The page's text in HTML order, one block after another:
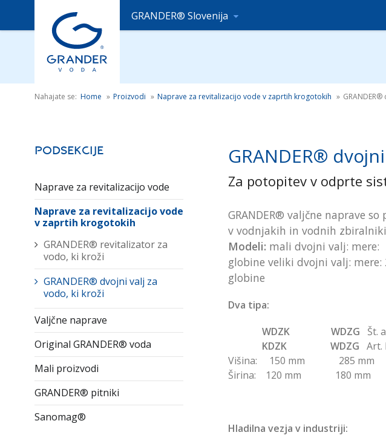
GRANDER® Slovenija
Nahajate se: Home » Proizvodi » Naprave za revitalizacijo vode v zaprtih krogotokih »
Podsekcije
Naprave za revitalizacijo vode
Naprave za revitalizacijo vode
v zaprtih krogotokih
GRANDER® revitalizator za
vodo, ki kroži
GRANDER® dvojni valj za
vodo, ki kroži
Valjčne naprave
Original GRANDER® voda
Mali proizvodi
GRANDER® pitniki
Sanomag®
GRANDER®
Za potopitev v odprte
GRANDER® valjčne naprave
v vodnjakih in vodnih
Modeli: mali dvojni valj: mere:
globine veliki dvojni valj:
globine
Dva tipa:
WDZK
WDZG Št.
KDZK WDZG Art.
Višina: 150 mm 285
Širina: 120 mm 180
Hladilna vezja v industriji: